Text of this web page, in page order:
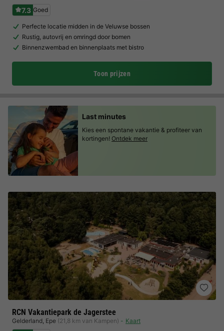
7.3 Goed
Perfecte locatie midden in de Veluwse bossen
Rustig, autovrij en omringd door bomen
Binnenzwembad en binnenplaats met bistro
Toon prijzen
RCN Vakantiepark de Jagerstee
Gelderland, Epe (21,8 km van Kampen) Kaart
Last minutes
Kies een spontane vakantie & profiteer van
kortingen! Ontdek meer